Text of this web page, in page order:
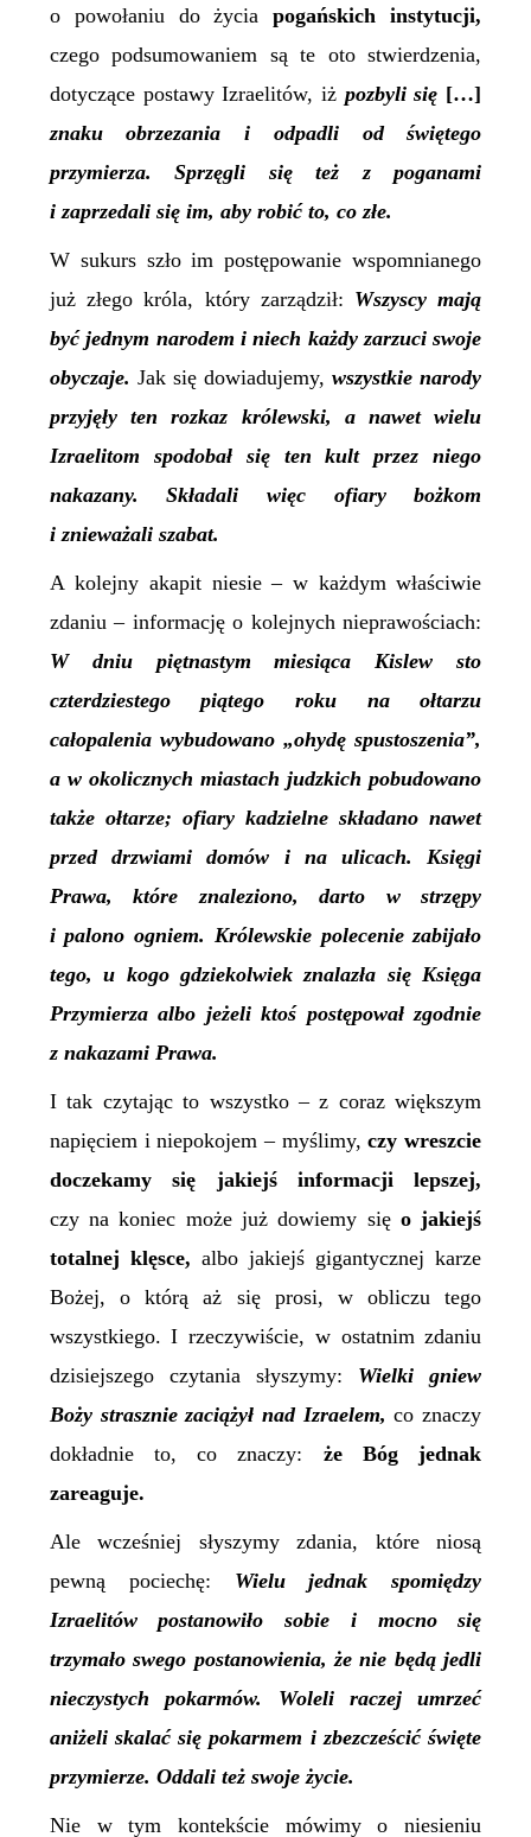
o powołaniu do życiapogańskich instytucji,
czego podsumowaniem są te oto stwierdzenia,
dotyczące postawy Izraelitów, iż pozbyli się […]
znaku obrzezania i odpadli od świętego
przymierza. Sprzęgli się też z poganami
i zaprzedali się im, aby robić to, co złe.
W sukurs szło im postępowanie wspomnianego
już złego króla, który zarządził: Wszyscy mają
być jednym narodem i niech każdy zarzuci swoje
obyczaje. Jak się dowiadujemy, wszystkie narody
przyjęły ten rozkaz królewski, a nawet wielu
Izraelitom spodobał się ten kult przez niego
nakazany. Składali więc ofiary bożkom
i znieważali szabat.
A kolejny akapit niesie – w każdym właściwie
zdaniu – informację o kolejnych nieprawościach:
W dniu piętnastym miesiąca Kislew sto
czterdziestego piątego roku na ołtarzu
całopalenia wybudowano „ohydę spustoszenia”,
a w okolicznych miastach judzkich pobudowano
także ołtarze; ofiary kadzielne składano nawet
przed drzwiami domów i na ulicach. Księgi
Prawa, które znaleziono, darto w strzępy
i palono ogniem. Królewskie polecenie zabijało
tego, u kogo gdziekolwiek znalazła się Księga
Przymierza albo jeżeli ktoś postępował zgodnie
z nakazami Prawa.
I tak czytając to wszystko – z coraz większym
napięciem i niepokojem – myślimy,czy wreszcie
doczekamy się jakiejś informacji lepszej,
czy na koniec może już dowiemy się o jakiejś
totalnej klęsce, albo jakiejś gigantycznej karze
Bożej, o którą aż się prosi, w obliczu tego
wszystkiego. I rzeczywiście, w ostatnim zdaniu
dzisiejszego czytania słyszymy: Wielki gniew
Boży strasznie zaciążył nad Izraelem, co znaczy
dokładnie to, co znaczy: że Bóg jednak
zareaguje.
Ale wcześniej słyszymy zdania, które niosą
pewną pociechę: Wielu jednak spomiędzy
Izraelitów postanowiło sobie i mocno się
trzymało swego postanowienia, że nie będą jedli
nieczystych pokarmów. Woleli raczej umrzeć
aniżeli skalać się pokarmem i zbezcześcić święte
przymierze. Oddali też swoje życie.
Nie w tym kontekście mówimy o niesieniu